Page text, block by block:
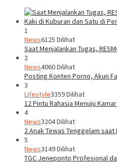
1
News6125 Dilihat
Saat Menjalankan Tugas,
2
News4060 Dilihat
Posting Konten Porno, Akun
3
Lifestyle3359 Dilihat
12 Pintu Rahasia Menuju
4
News3204 Dilihat
2 Anak Tewas Tenggelam
5
News3149 Dilihat
TGC Jeneponto Profesional